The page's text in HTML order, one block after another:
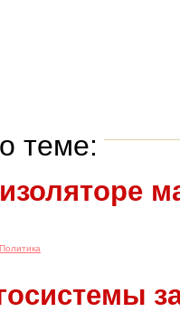
теме:
Политика